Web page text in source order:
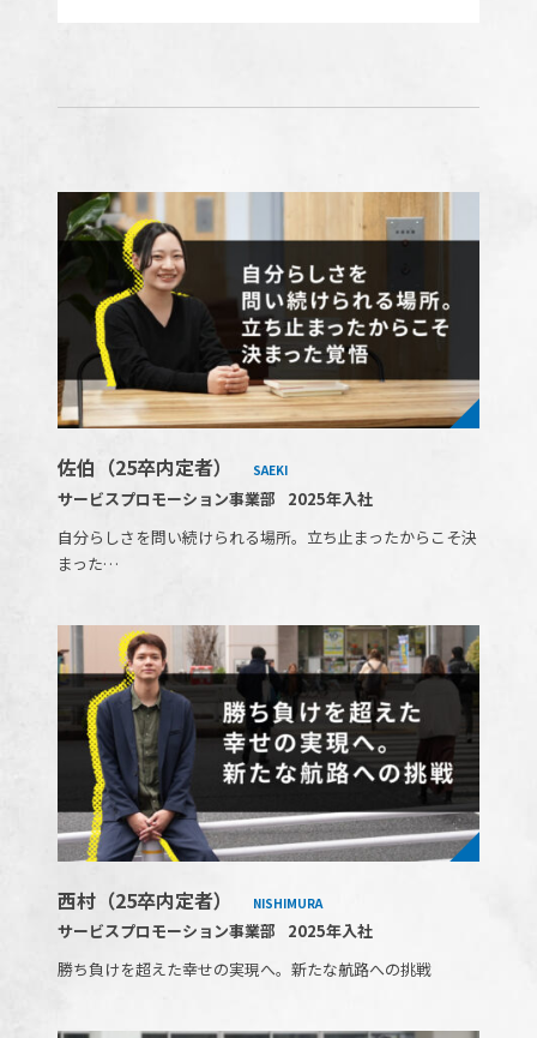
佐伯（25卒内定者） SAEKI
サービスプロモーション事業部
2025年入社
自分らしさを問い続けられる場所。立ち止まったからこそ決
まった…
西村（25卒内定者） NISHIMURA
サービスプロモーション事業部
2025年入社
勝ち負けを超えた幸せの実現へ。新たな航路への挑戦